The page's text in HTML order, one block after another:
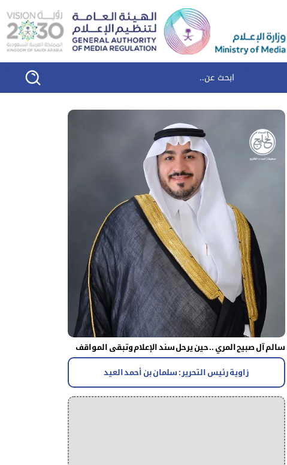
سالم آل صبيح المري .. حين يرحل سند الإعلام وتبقى المواقف
زاوية رئيس التحرير : سلمان بن أحمد العيد